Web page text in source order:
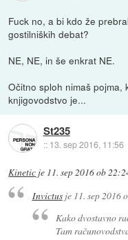
Fuck no, a bi kdo že
gostilniških debat?
NE, NE, in še enkrat NE.
Očitno sploh nimaš pojma,
knjigovodstvo je...
St235
:: 13. sep 2016, 11:56
Kinetic je 11. sep 2016 ob
Invictusje 11. sep 2016
Kako dvostavno
Tam